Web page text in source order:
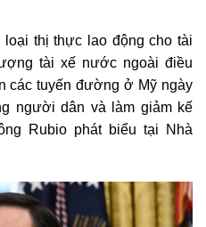
loại thị thực lao động cho tài
tài xế nước ngoài điều
các tuyến đường ở Mỹ ngày
người dân và làm giảm kế
Rubio phát biểu tại Nhà